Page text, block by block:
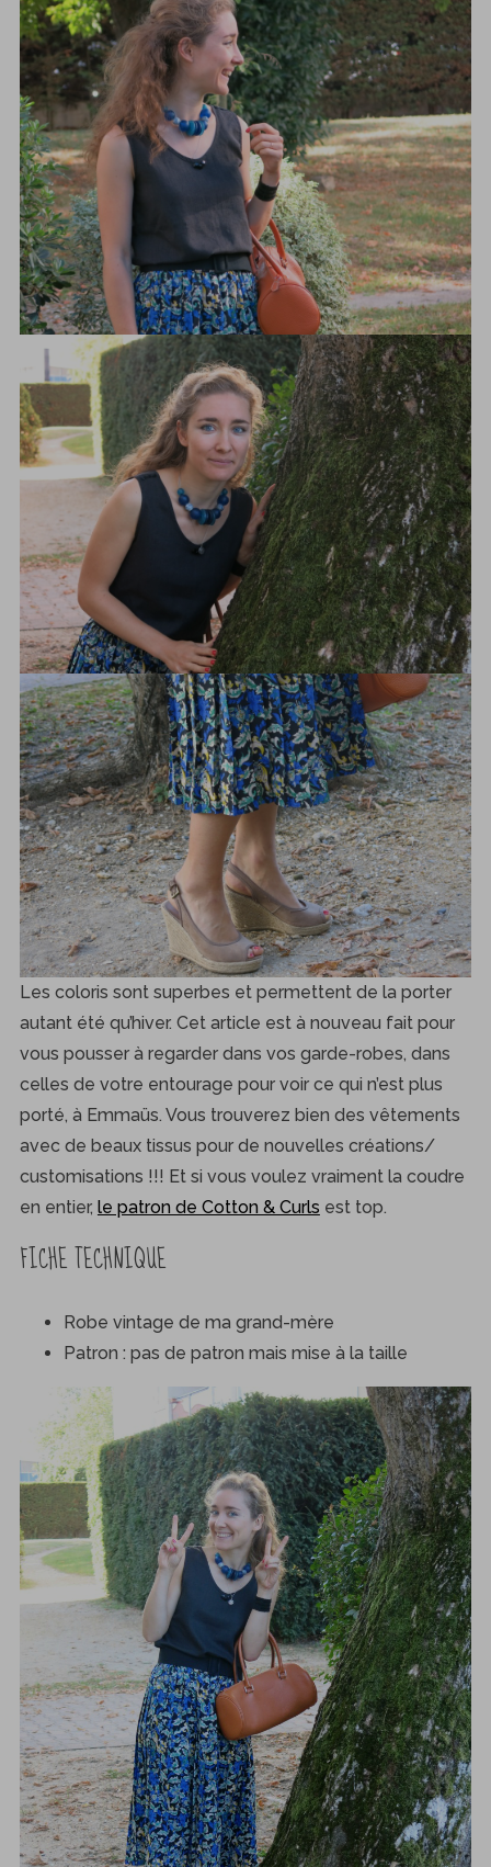
Les coloris sont superbes et permettent de la porter
autant été qu’hiver. Cet article est à nouveau fait pour
vous pousser à regarder dans vos garde-robes, dans
celles de votre entourage pour voir ce qui n’est plus
porté, à Emmaüs. Vous trouverez bien des vêtements
avec de beaux tissus pour de nouvelles créations/
customisations !!! Et si vous voulez vraiment la coudre
en entier, le patron de Cotton & Curls est top.
FICHE TECHNIQUE
Robe vintage de ma grand-mère
Patron : pas de patron mais mise à la taille